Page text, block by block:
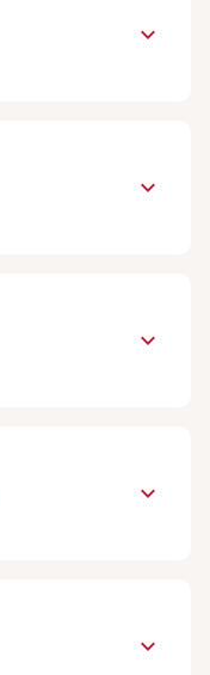
keyboard_arrow_down
keyboard_arrow_down
keyboard_arrow_down
keyboard_arrow_down
keyboard_arrow_down